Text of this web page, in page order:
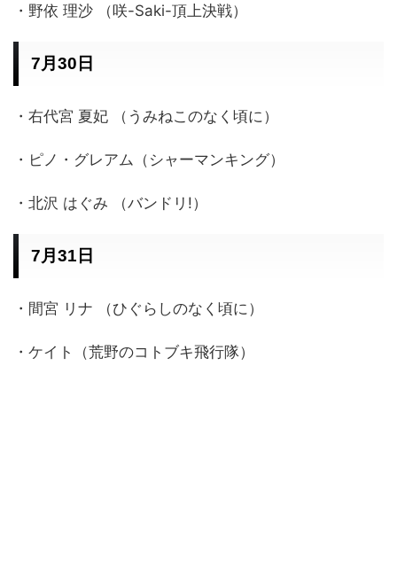
・野依 理沙 （咲-Saki-頂上決戦）
7月30日
・右代宮 夏妃 （うみねこのなく頃に）
・ピノ・グレアム（シャーマンキング）
・北沢 はぐみ （バンドリ!）
7月31日
・間宮 リナ （ひぐらしのなく頃に）
・ケイト（荒野のコトブキ飛行隊）